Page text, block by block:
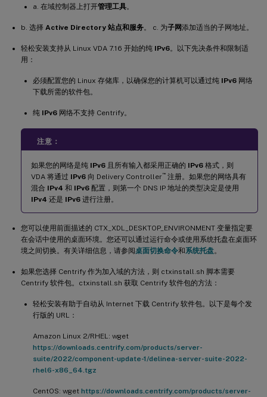
a. 在域控制器上打开管理工具。
b. 选择 Active Directory 站点和服务。 c. 为子网添加适当的子网地址。
轻松安装支持从 Linux VDA 7.16 开始的纯 IPv6。以下先决条件和限制适
用：
必须配置您的 Linux 存储库，以确保您的计算机可以通过纯 IPv6 网络
下载所需的软件包。
纯 IPv6 网络不支持 Centrify。
注意：
如果您的网络是纯 IPv6 且所有输入都采用正确的 IPv6 格式，则
VDA 将通过 IPv6 向 Delivery Controller™ 注册。如果您的网络具有
混合 IPv4 和 IPv6 配置，则第一个 DNS IP 地址的类型决定是使用
IPv4 还是 IPv6 进行注册。
您可以使用前面描述的 CTX_XDL_DESKTOP_ENVIRONMENT 变量指定要
在会话中使用的桌面环境。您还可以通过运行命令或使用系统托盘在桌面环
境之间切换。有关详细信息，请参阅桌面切换命令和系统托盘。
如果您选择 Centrify 作为加入域的方法，则 ctxinstall.sh 脚本需要
Centrify 软件包。ctxinstall.sh 获取 Centrify 软件包的方法：
轻松安装有助于自动从 Internet 下载 Centrify 软件包。以下是每个发
行版的 URL：
Amazon Linux 2/RHEL: wget
https://downloads.centrify.com/products/server-
suite/2022/component-update-1/delinea-server-suite-2022-
rhel6-x86_64.tgz
CentOS: wget https://downloads.centrify.com/products/server-